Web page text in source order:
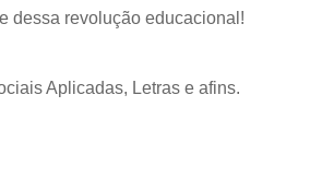
dessa revolução educacional!
Aplicadas, Letras e afins.